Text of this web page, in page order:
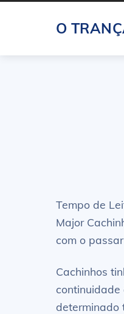
O
Tempo de
Major
com o
Cachinhos
continuidade
determinado